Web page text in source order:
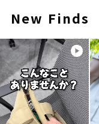
New Finds